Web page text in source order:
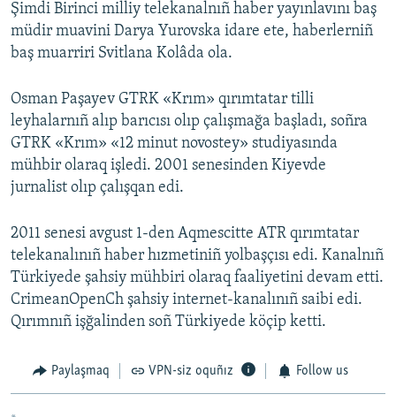
Şimdi Birinci milliy telekanalnıñ haber yayınlavını baş
müdir muavini Darya Yurovska idare ete, haberlerniñ
baş muarriri Svitlana Kolâda ola.
Osman Paşayev GTRK «Krım» qırımtatar tilli
leyhalarnıñ alıp barıcısı olıp çalışmağa başladı, soñra
GTRK «Krım» «12 minut novostey» studiyasında
mühbir olaraq işledi. 2001 senesinden Kiyevde
jurnalist olıp çalışqan edi.
2011 senesi avgust 1-den Aqmescitte ATR qırımtatar
telekanalınıñ haber hızmetiniñ yolbaşçısı edi. Kanalnıñ
Türkiyede şahsiy mühbiri olaraq faaliyetini devam etti.
CrimeanOpenCh şahsiy internet-kanalınıñ saibi edi.
Qırımnıñ işğalinden soñ Türkiyede köçip ketti.
Paylaşmaq VPN-siz oquñız Follow us